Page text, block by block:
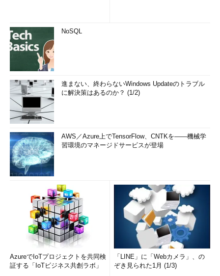
NoSQL
進まない、終わらないWindows Updateのトラブル
に解決策はあるのか？ (1/2)
AWS／Azure上でTensorFlow、CNTKを――機械学
習環境のマネージドサービスが登場
AzureでIoTプロジェクトを共同検
証する「IoTビジネス共創ラボ」
「LINE」に「Webカメラ」、の
ぞき見られた1月 (1/3)